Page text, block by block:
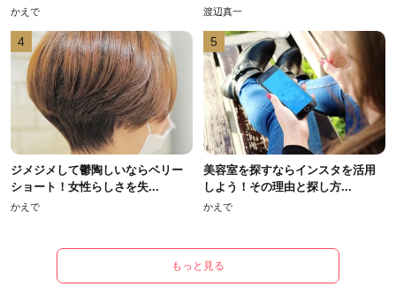
かえで 渡辺真一
4
ジメジメして鬱陶しいならベリー
ショート！女性らしさを失...
かえで
5
美容室を探すならインスタを活用
しよう！その理由と探し方...
かえで
もっと見る